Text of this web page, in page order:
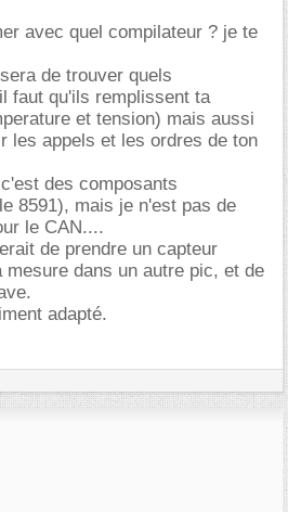
avec quel compilateur ? je te
de trouver quels
faut qu'ils remplissent ta
et tension) mais aussi
les appels et les ordres de ton
des composants
8591), mais je n'est pas de
le CAN....
de prendre un capteur
dans un autre pic, et de
adapté.